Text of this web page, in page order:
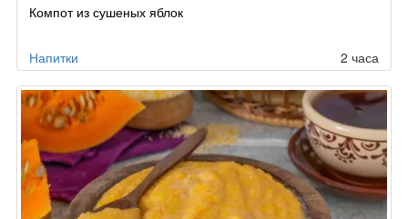
Компот из сушеных яблок
Напитки 2 часа